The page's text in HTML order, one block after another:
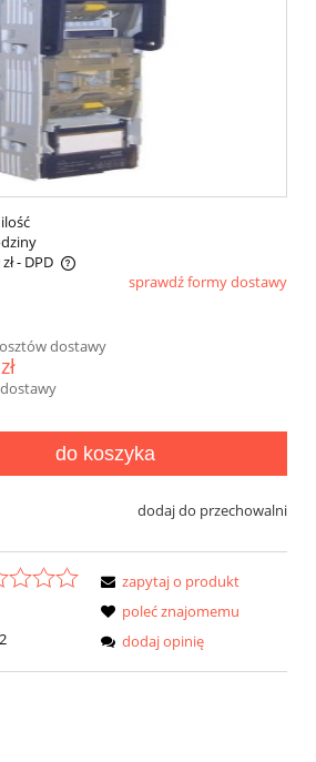
- DPD
sprawdź formy dostawy
dostawy
do koszyka
dodaj do przechowalni
zapytaj o produkt
poleć znajomemu
dodaj opinię